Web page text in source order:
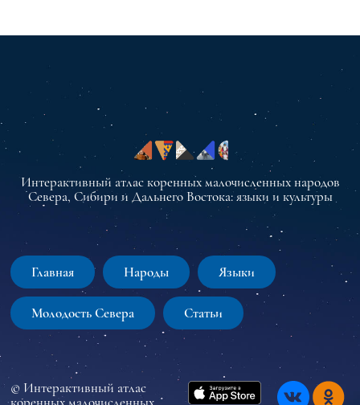
Интерактивный атлас коренных малочисленных народов
Севера, Сибири и Дальнего Востока: языки и культуры
Главная Народы Языки
Молодость Севера Статьи
© Интерактивный атлас